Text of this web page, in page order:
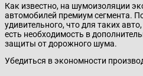
Как известно, на шумоизоляции
автомобилей премиум сегмента.
удивительного, что для таких
есть необходимость в
защиты от дорожного шума.
Убедиться в экономности